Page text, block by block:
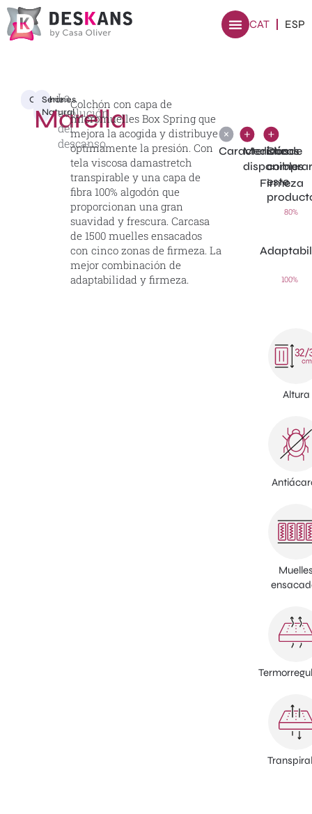
CAT ESP
Colchones
Serie
Natural
Marella
La
evolución
del
descanso.
Colchón con capa de
micromuelles Box Spring que
mejora la acogida y distribuye
óptimamente la presión. Con
tela viscosa damastretch
transpirable y una capa de
fibra 100% algodón que
proporcionan una gran
suavidad y frescura. Carcasa
de 1500 muelles ensacados
con cinco zonas de firmeza. La
mejor combinación de
adaptabilidad y firmeza.
Características
Firmeza
80%
100%
Altura
Medidas
disponibles
Dónde
este